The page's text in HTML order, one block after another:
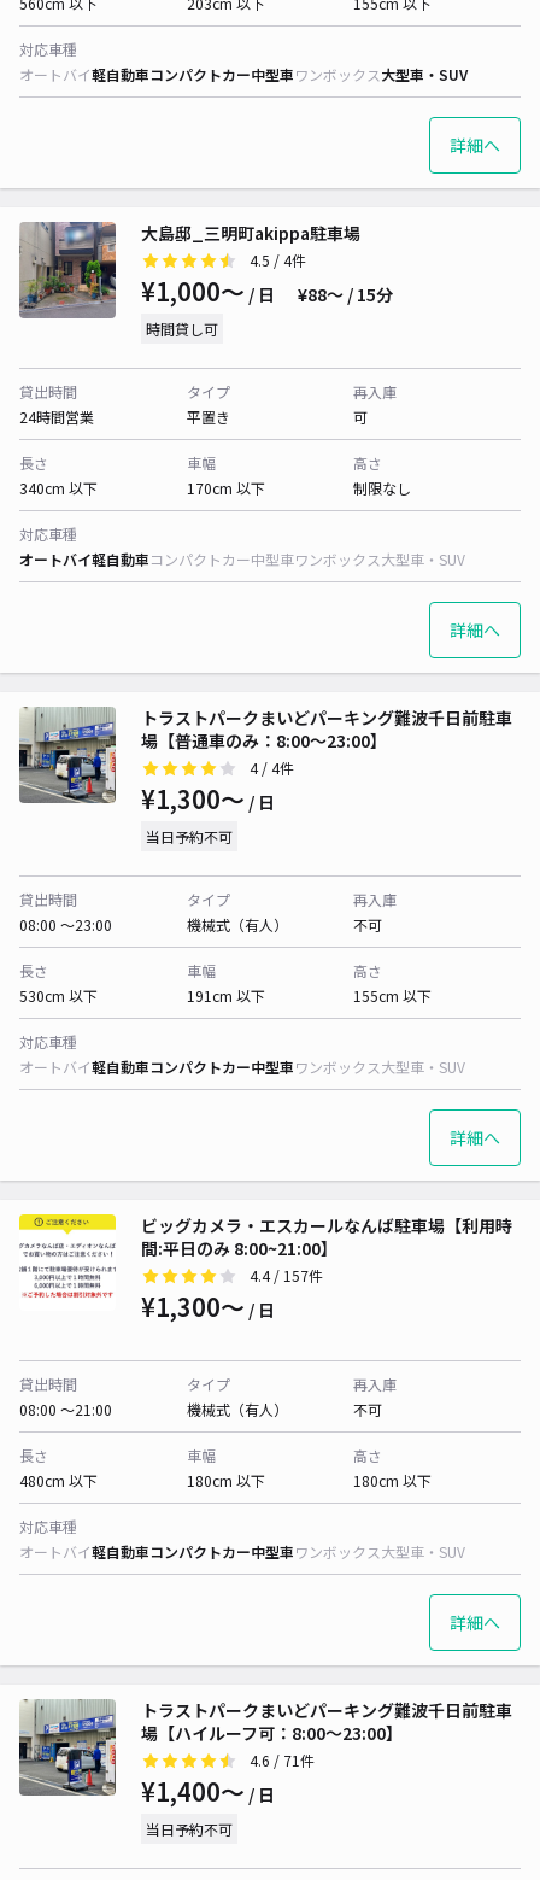
対応車種
オートバイ軽自動車コンパクトカー中型車ワンボックス大型車・SUV
詳細へ
大島邸_三明町akippa駐車場
4.5 / 4件
¥1,000〜 / 日 ¥88〜 / 15分
時間貸し可
貸出時間
24時間営業
タイプ
平置き
再入庫
可
長さ
340cm 以下
車幅
170cm 以下
高さ
制限なし
対応車種
オートバイ軽自動車コンパクトカー中型車ワンボックス大型車・SUV
詳細へ
トラストパークまいどパーキング難波千日前駐車
場【普通車のみ：8:00～23:00】
4/ 4件
¥1,300〜 / 日
当日予約不可
貸出時間
08:00 〜23:00
タイプ
機械式（有人）
再入庫
不可
長さ
530cm 以下
車幅
191cm 以下
高さ
155cm 以下
対応車種
オートバイ軽自動車コンパクトカー中型車ワンボックス大型車・SUV
詳細へ
ビッグカメラ・エスカールなんば駐車場【利用時
間:平日のみ 8:00~21:00】
4.4/ 157件
¥1,300〜 / 日
貸出時間
08:00 〜21:00
タイプ
機械式（有人）
再入庫
不可
長さ
480cm 以下
車幅
180cm 以下
高さ
180cm 以下
対応車種
オートバイ軽自動車コンパクトカー中型車ワンボックス大型車・SUV
詳細へ
トラストパークまいどパーキング難波千日前駐車
場【ハイルーフ可：8:00～23:00】
4.6 / 71件
¥1,400〜 / 日
当日予約不可